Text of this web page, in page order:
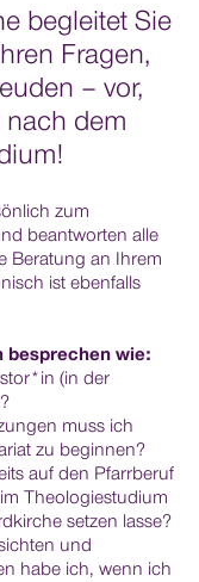
begleitet Sie
Fragen,
– vor,
dem
zum
beantworten alle
Beratung an Ihrem
ist ebenfalls
besprechen wie:
(in der
muss ich
zu beginnen?
auf den Pfarrberuf
Theologiestudium
setzen lasse?
und
habe ich, wenn ich